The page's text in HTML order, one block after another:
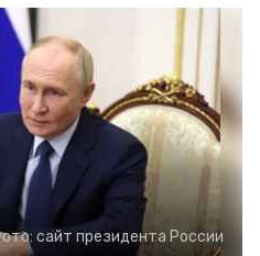
сайт президента России